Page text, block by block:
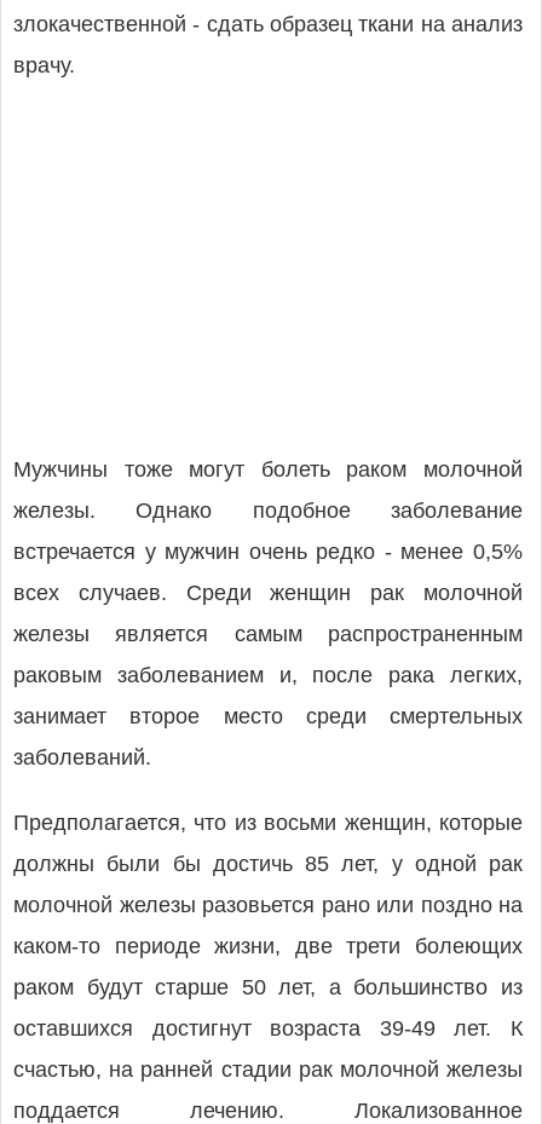
злокачественной - сдать образец ткани на анализ
врачу.
Мужчины тоже могут болеть раком молочной
железы. Однако подобное заболевание
встречается у мужчин очень редко - менее 0,5%
всех случаев. Среди женщин рак молочной
железы является самым распространенным
раковым заболеванием и, после рака легких,
занимает второе место среди смертельных
заболеваний.
Предполагается, что из восьми женщин, которые
должны были бы достичь 85 лет, у одной рак
молочной железы разовьется рано или поздно на
каком-то периоде жизни, две трети болеющих
раком будут старше 50 лет, а большинство из
оставшихся достигнут возраста 39-49 лет. К
счастью, на ранней стадии рак молочной железы
поддается лечению. Локализованное